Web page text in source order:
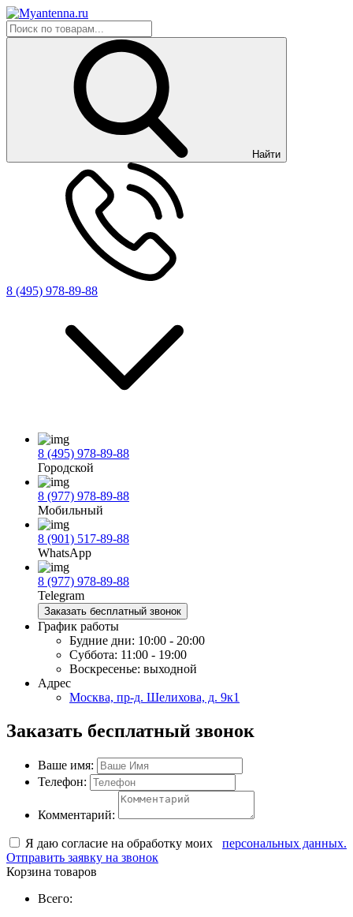
Найти
8 (495) 978-89-88
8 (495) 978-89-88
Городской
8 (977) 978-89-88
Мобильный
8 (901) 517-89-88
WhatsApp
8 (977) 978-89-88
Telegram
Заказать бесплатный звонок
График работы
Будние дни: 10:00 - 20:00
Суббота: 11:00 - 19:00
Воскресенье: выходной
Адрес
Москва, пр-д. Шелихова, д. 9к1
Заказать бесплатный звонок
Ваше имя:
Телефон:
Комментарий:
Я даю согласие на обработку моих
персональных данных.
Отправить заявку на звонок
Корзина товаров
Всего: